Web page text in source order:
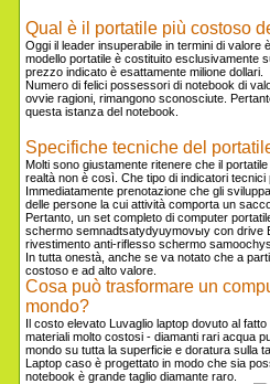
Qual è il portatile più costoso
Oggi il leader insuperabile in termini di valore
modello portatile è costituito esclusivamente
prezzo indicato è esattamente milione dollari.
Numero di felici possessori di notebook di
ovvie ragioni, rimangono sconosciute.
questa istanza del notebook.
Specifiche tecniche del
Molti sono giustamente ritenere che il
realtà non è così. Che tipo di indicatori
Immediatamente prenotazione che gli
delle persone la cui attività comporta un
Pertanto, un set completo di computer
schermo semnadtsatydyuymovыy con drive
rivestimento anti-riflesso schermo
In tutta onestà, anche se va notato che a
costoso e ad alto valore.
Cosa può trasformare un
mondo?
Il costo elevato Luvaglio laptop dovuto al
materiali molto costosi - diamanti rari acqua
mondo su tutta la superficie e doratura sulla
Laptop caso è progettato in modo che sia
notebook è grande taglio diamante raro.